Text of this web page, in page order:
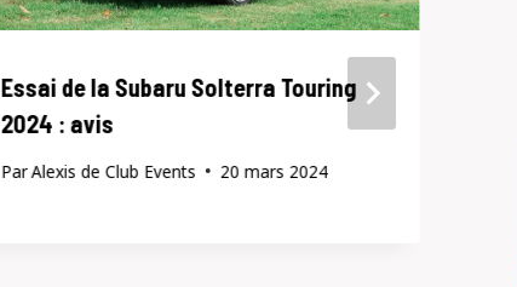
Essai de la Subaru Solterra Touring
2024 : avis
ParAlexis de Club Events 20 mars 2024